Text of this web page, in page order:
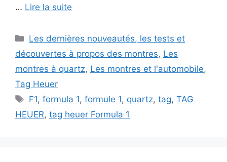
… Lire la suite
Catégories
Les dernières nouveautés, les tests et
découvertes à propos des montres, Les
montres à quartz, Les montres et l'automobile,
Tag Heuer
Étiquettes
F1,formula 1,formule 1, quartz,tag,TAG
HEUER, tag heuer Formula 1